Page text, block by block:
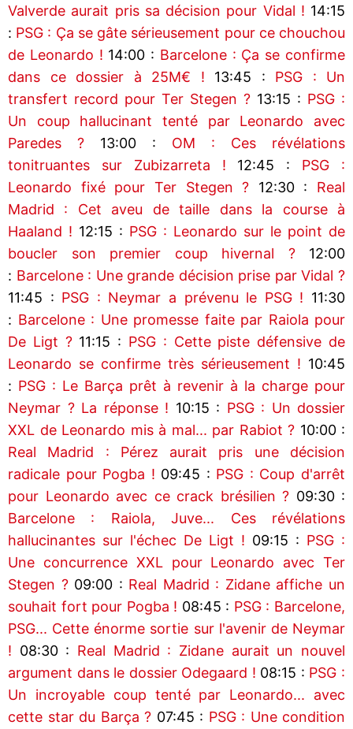
Valverde aurait pris sa décision pour Vidal ! 14:15
: PSG : Ça se gâte sérieusement pour ce chouchou
de Leonardo ! 14:00 : Barcelone : Ça se confirme
dans ce dossier à 25M€ ! 13:45 : PSG : Un
transfert record pour Ter Stegen ? 13:15 : PSG :
Un coup hallucinant tenté par Leonardo avec
Paredes ? 13:00 : OM : Ces révélations
tonitruantes sur Zubizarreta ! 12:45 : PSG :
Leonardo fixé pour Ter Stegen ? 12:30 : Real
Madrid : Cet aveu de taille dans la course à
Haaland ! 12:15 : PSG : Leonardo sur le point de
boucler son premier coup hivernal ?12:00
: Barcelone : Une grande décision prise par Vidal ?
11:45 : PSG : Neymar a prévenu le PSG ! 11:30
: Barcelone : Une promesse faite par Raiola pour
De Ligt ?11:15 : PSG : Cette piste défensive de
Leonardo se confirme très sérieusement ! 10:45
: PSG : Le Barça prêt à revenir à la charge pour
Neymar ? La réponse ! 10:15 : PSG : Un dossier
XXL de Leonardo mis à mal... par Rabiot ? 10:00 :
Real Madrid : Pérez aurait pris une décision
radicale pour Pogba ! 09:45 : PSG : Coup d'arrêt
pour Leonardo avec ce crack brésilien ? 09:30 :
Barcelone : Raiola, Juve... Ces révélations
hallucinantes sur l'échec De Ligt ! 09:15 : PSG :
Une concurrence XXL pour Leonardo avec Ter
Stegen ?09:00 : Real Madrid : Zidane affiche un
souhait fort pour Pogba ! 08:45 : PSG : Barcelone,
PSG... Cette énorme sortie sur l'avenir de Neymar
! 08:30 : Real Madrid : Zidane aurait un nouvel
argument dans le dossier Odegaard ! 08:15 : PSG :
Un incroyable coup tenté par Leonardo... avec
cette star du Barça ? 07:45 : PSG : Une condition